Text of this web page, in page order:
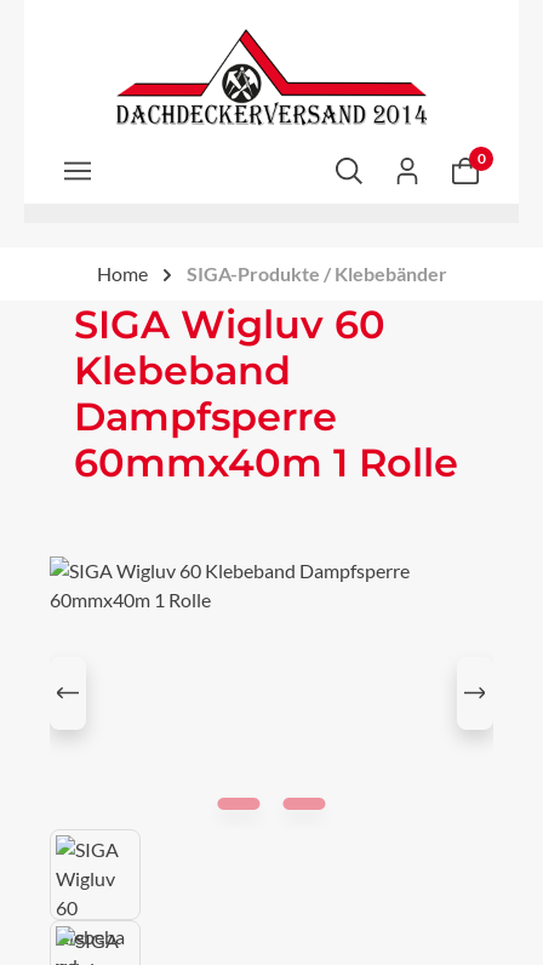
Zum Hauptinhalt springen
0
Home SIGA-Produkte / Klebebänder
SIGA Wigluv 60
Klebeband
Dampfsperre
60mmx40m 1 Rolle
Bildergalerie überspringen